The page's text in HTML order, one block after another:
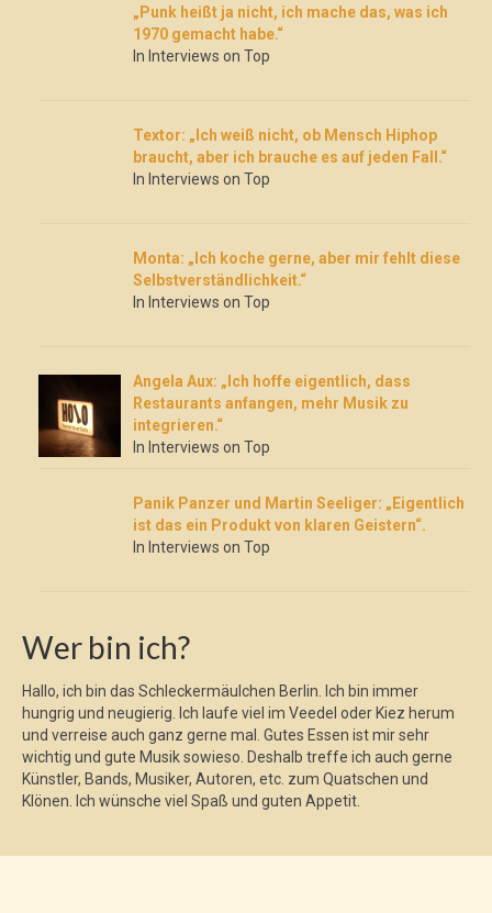
„Punk heißt ja nicht, ich mache das, was ich
1970 gemacht habe.“
In Interviews on Top
Textor: „Ich weiß nicht, ob Mensch Hiphop
braucht, aber ich brauche es auf jeden Fall.“
In Interviews on Top
Monta: „Ich koche gerne, aber mir fehlt diese
Selbstverständlichkeit.“
In Interviews on Top
Angela Aux: „Ich hoffe eigentlich, dass
Restaurants anfangen, mehr Musik zu
integrieren.“
In Interviews on Top
Panik Panzer und Martin Seeliger: „Eigentlich
ist das ein Produkt von klaren Geistern“.
In Interviews on Top
Wer bin ich?
Hallo, ich bin das Schleckermäulchen Berlin. Ich bin immer
hungrig und neugierig. Ich laufe viel im Veedel oder Kiez herum
und verreise auch ganz gerne mal. Gutes Essen ist mir sehr
wichtig und gute Musik sowieso. Deshalb treffe ich auch gerne
Künstler, Bands, Musiker, Autoren, etc. zum Quatschen und
Klönen. Ich wünsche viel Spaß und guten Appetit.